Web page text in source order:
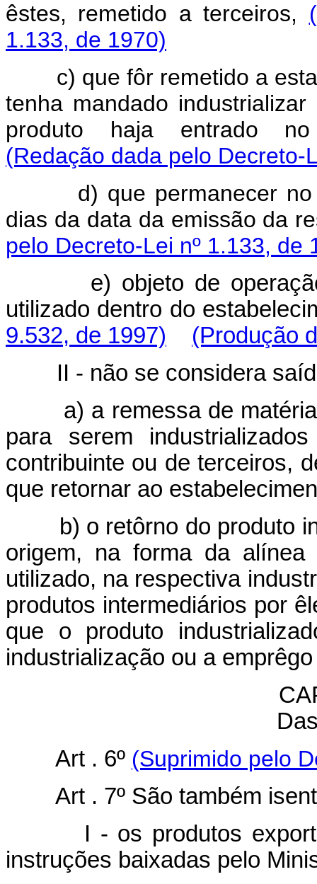
êstes, remetido a terceiros,
1.133, de 1970)
c) que fôr remetido a
tenha mandado
produto haja entrado no
(Redação dada pelo Decreto-
d) que permanecer no
dias da data da emissão da
pelo Decreto-Lei nº 1.133, de
e) objeto de operação
utilizado dentro do
9.532, de 1997)
(Produção
II - não se considera
a) a remessa de
para serem
contribuinte ou de terceiros,
que retornar ao
b) o retôrno do produto
origem, na forma da
utilizado, na respectiva
produtos intermediários por
que o produto
industrialização ou a
Art . 6º (Suprimido pelo
Art . 7º São também
I - os produtos
instruções baixadas pelo